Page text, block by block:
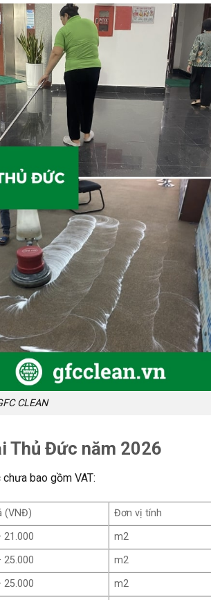
CLEAN
Thủ Đức năm 2026
bao gồm VAT:
(VNĐ)
Đơn vị tính
21.000
m2
25.000
m2
25.000
m2